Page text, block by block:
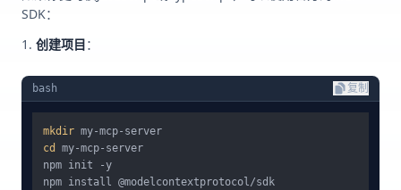
SDK：
创建项目：
bash 复制
mkdir
cd
my-mcp-server
npm init -y